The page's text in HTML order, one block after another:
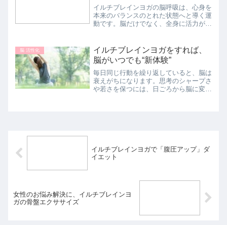
イルチブレインヨガの脳呼吸は、心身を
本来のバランスのとれた状態へと導く運
動です。脳だけでなく、全身に活力が蘇
ても何日も生きていられますが、呼吸を
しないと数分で死んでしまい...
脳 活性化
イルチブレインヨガをすれば、
脳がいつでも“新体験”
毎日同じ行動を繰り返していると、脳は
衰えがちになります。思考のシャープさ
や若さを保つには、日ごろから脳に変化
イルチブレインヨガで「腹圧アップ」ダ
イエット
女性のお悩み解決に、イルチブレインヨ
ガの骨盤エクササイズ